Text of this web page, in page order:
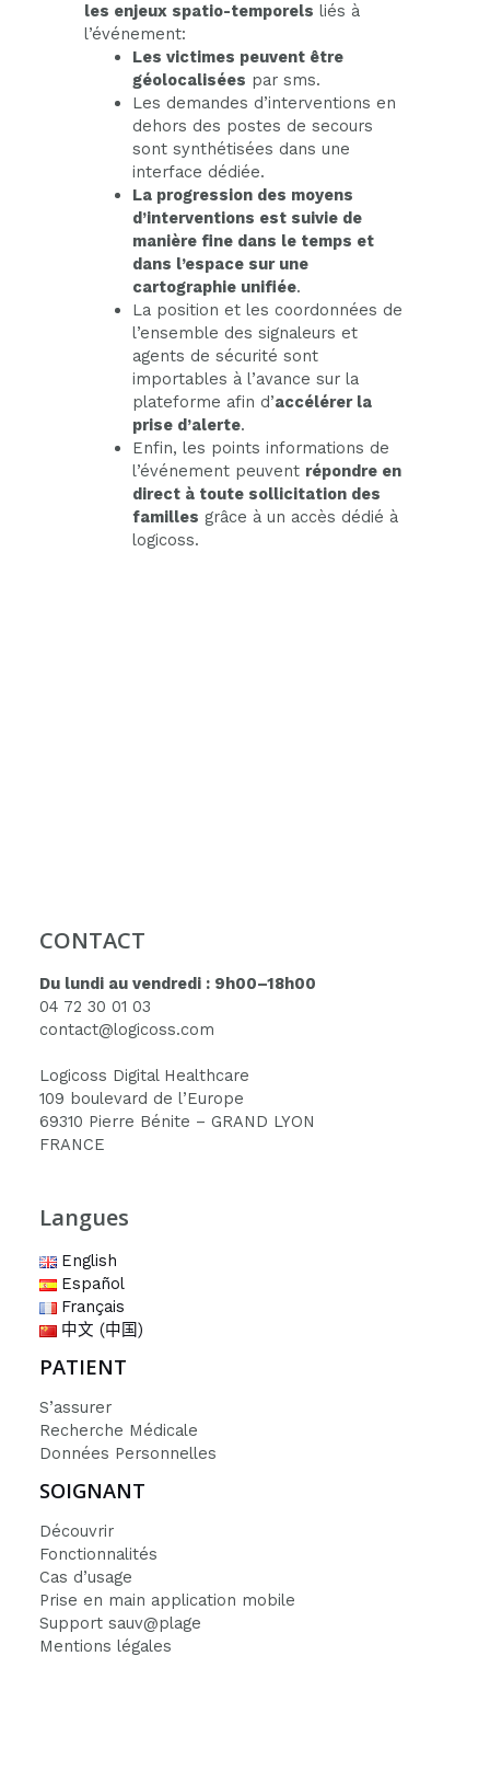
les enjeux spatio-temporels liés à
l’événement:
Les victimes peuvent être
géolocalisées par sms.
Les demandes d’interventions en
dehors des postes de secours
sont synthétisées dans une
interface dédiée.
La progression des moyens
d’interventions est suivie de
manière fine dans le temps et
dans l’espace sur une
cartographie unifiée.
La position et les coordonnées de
l’ensemble des signaleurs et
agents de sécurité sont
importables à l’avance sur la
plateforme afin d’accélérer la
prise d’alerte.
Enfin, les points informations de
l’événement peuvent répondre en
direct à toute sollicitation des
familles grâce à un accès dédié à
logicoss.
CONTACT
Du lundi au vendredi : 9h00–18h00
04 72 30 01 03
contact@logicoss.com
Logicoss Digital Healthcare
109 boulevard de l’Europe
69310 Pierre Bénite – GRAND LYON
FRANCE
Langues
English
Español
Français
中文 (中国)
PATIENT
S’assurer
Recherche Médicale
Données Personnelles
SOIGNANT
Découvrir
Fonctionnalités
Cas d’usage
Prise en main application mobile
Support sauv@plage
Mentions légales